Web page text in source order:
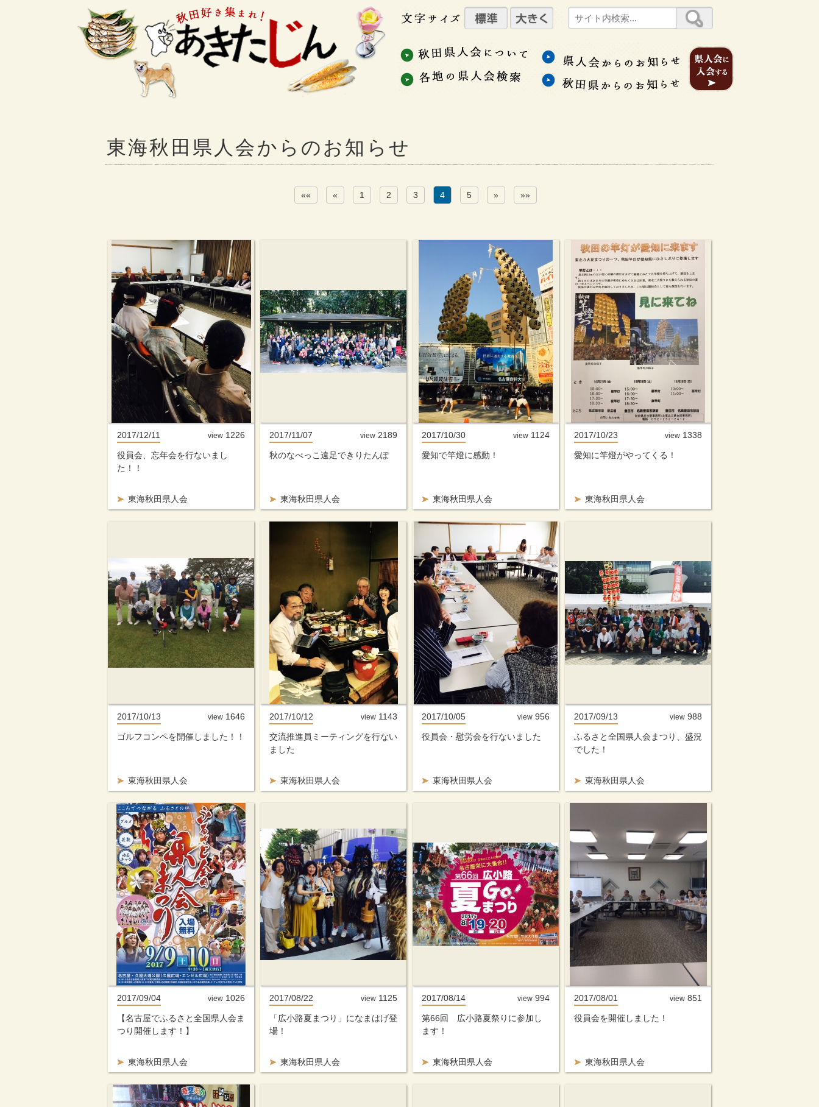
東海秋田県人会からのお知らせ
«« « 1 2 3 4 5 » »»
2017/12/11
東海秋田県人会
役員会、忘年会を行ないまし
た！！
view 1226 2017/11/07
東海秋田県人会
秋のなべっこ遠足できりたんぽ
view 2189 2017/10/30
東海秋田県人会
愛知で竿燈に感動！
view 1124 2017/10/23
東海秋田県人会
愛知に竿燈がやってくる！
view 1338
2017/10/13
東海秋田県人会
ゴルフコンペを開催しました！！
view 1646 2017/10/12
東海秋田県人会
交流推進員ミーティングを行ない
ました
view 1143 2017/10/05
東海秋田県人会
役員会・慰労会を行ないました
view 956 2017/09/13
東海秋田県人会
ふるさと全国県人会まつり、盛況
でした！
view 988
2017/09/04
東海秋田県人会
【名古屋でふるさと全国県人会ま
つり開催します！】
view 1026 2017/08/22
東海秋田県人会
「広小路夏まつり」になまはげ登
場！
view 1125 2017/08/14
東海秋田県人会
第66回 広小路夏祭りに参加し
ます！
view 994 2017/08/01
東海秋田県人会
役員会を開催しました！
view 851